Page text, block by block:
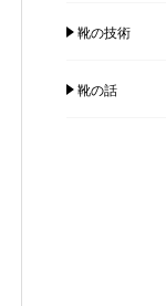
靴の技術
靴の話